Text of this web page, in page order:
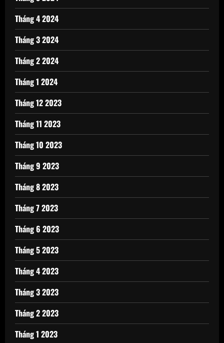
Tháng 4 2024
Tháng 3 2024
Tháng 2 2024
Tháng 1 2024
Tháng 12 2023
Tháng 11 2023
Tháng 10 2023
Tháng 9 2023
Tháng 8 2023
Tháng 7 2023
Tháng 6 2023
Tháng 5 2023
Tháng 4 2023
Tháng 3 2023
Tháng 2 2023
Tháng 1 2023